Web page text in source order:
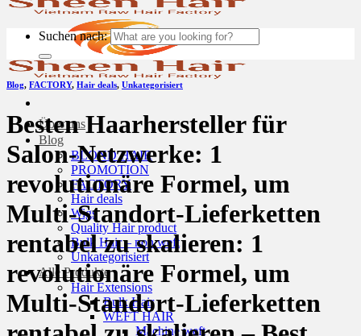
Über uns
Blog
BLOND HAIR
PROMOTION
FACTORY
Hair deals
Wigs
Quality Hair product
Bulk Hair – non weft
Unkategorisiert
Alle Produkte
Hair Extensions
Bulk Hair
WEFT HAIR
Machine weft
Suchen nach:
Blog, FACTORY, Hair deals, Unkategorisiert
Besten Haarhersteller für
Salon-Netzwerke: 1
revolutionäre Formel, um
Multi-Standort-Lieferketten
rentabel zu skalieren: 1
revolutionäre Formel, um
Multi-Standort-Lieferketten